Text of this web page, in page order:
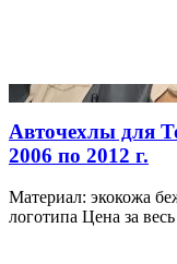
Авточехлы для
2006 по 2012 г.
Материал: экокожа
логотипа Цена за